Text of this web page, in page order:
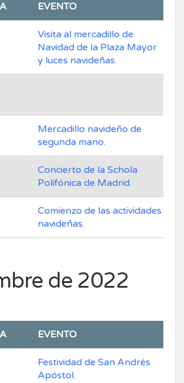
EVENTO
Visita al mercadillo de
Navidad de la Plaza Mayor
y luces navideñas.
Mercadillo navideño de
segunda mano.
Concierto de la Schola
Polifónica de Madrid.
Comienzo de las actividades
navideñas.
de 2022
EVENTO
Festividad de San Andrés
Apóstol.